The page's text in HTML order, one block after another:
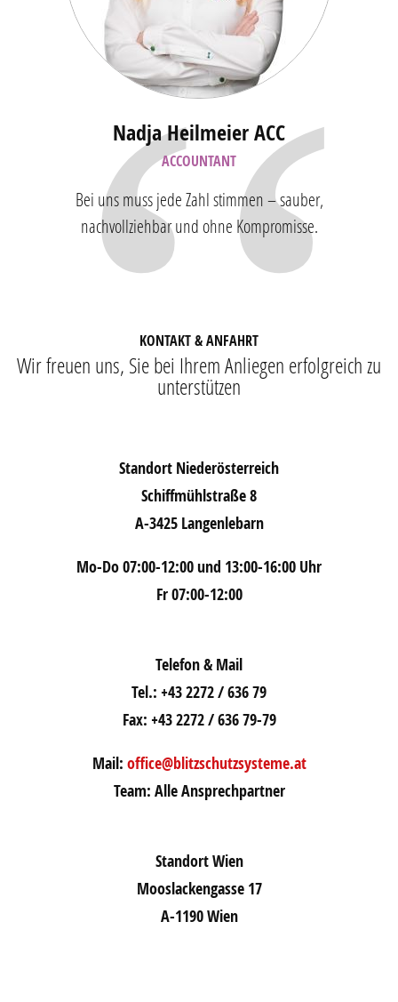
Nadja Heilmeier ACC
ACCOUNTANT
Bei uns muss jede Zahl stimmen – sauber,
nachvollziehbar und ohne Kompromisse.
KONTAKT & ANFAHRT
Wir freuen uns, Sie bei Ihrem Anliegen erfolgreich zu
unterstützen
Standort Niederösterreich
Schiffmühlstraße 8
A-3425 Langenlebarn
Mo-Do 07:00-12:00 und 13:00-16:00 Uhr
Fr 07:00-12:00
Telefon & Mail
Tel.: +43 2272 / 636 79
Fax: +43 2272 / 636 79-79
Mail: office@blitzschutzsysteme.at
Team: Alle Ansprechpartner
Standort Wien
Mooslackengasse 17
A-1190 Wien